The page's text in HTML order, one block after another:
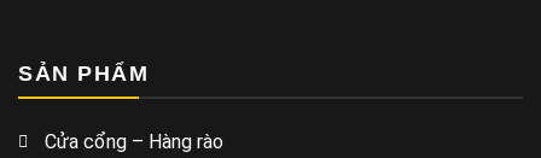
SẢN PHẨM
Cửa cổng – Hàng rào